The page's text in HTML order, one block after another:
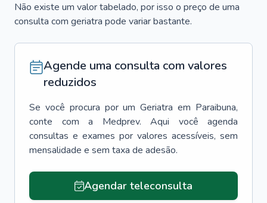
Não existe um valor tabelado, por isso o preço de uma
consulta com geriatra pode variar bastante.
Agende uma consulta com valores
reduzidos
Se você procura por um Geriatra em Paraibuna,
conte com a Medprev. Aqui você agenda
consultas e exames por valores acessíveis, sem
mensalidade e sem taxa de adesão.
Agendar teleconsulta